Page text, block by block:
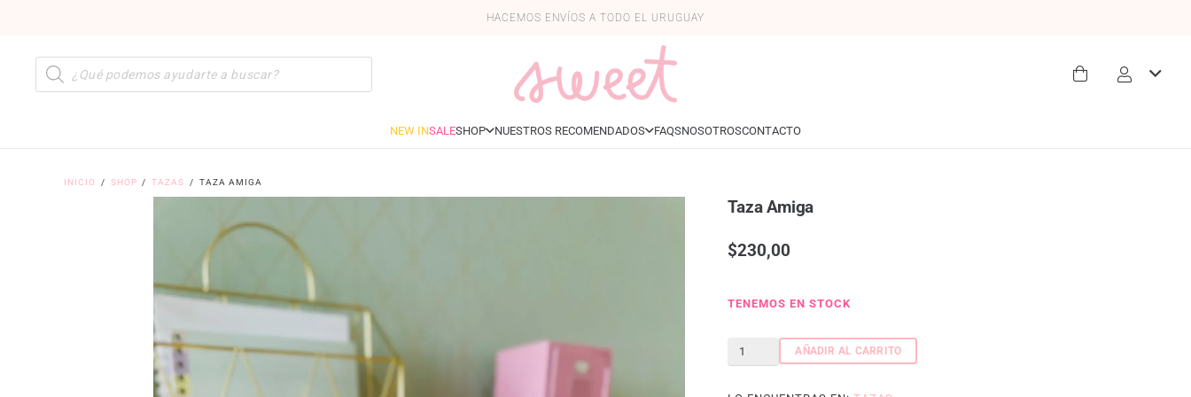
HACEMOS ENVÍOS A TODO EL URUGUAY
Búsqueda
de
productos
NEW INSALESHOP NUESTROS RECOMENDADOS FAQSNOSOTROSCONTACTO
INICIO / SHOP / TAZAS / TAZA AMIGA
Taza Amiga
$230,00
TENEMOS EN STOCK
Taza
AÑADIR AL CARRITO